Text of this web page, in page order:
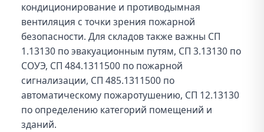
кондиционирование и противодымная
вентиляция с точки зрения пожарной
безопасности. Для складов также важны СП
1.13130 по эвакуационным путям, СП 3.13130 по
СОУЭ, СП 484.1311500 по пожарной
сигнализации, СП 485.1311500 по
автоматическому пожаротушению, СП 12.13130
по определению категорий помещений и
зданий.